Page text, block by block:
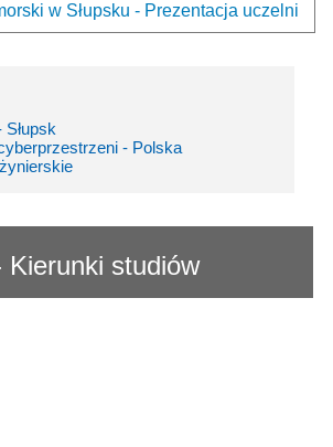
w Słupsku - Prezentacja uczelni
- Polska
Kierunki studiów